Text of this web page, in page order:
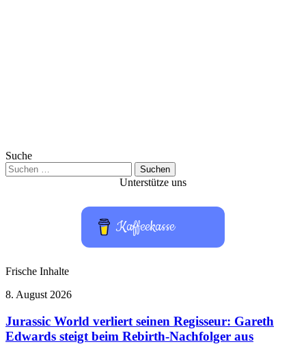
Suche
Suchen
nach:
Unterstütze uns
Kaffeekasse
Frische Inhalte
Jurassic
verliert
seinen
Regisseur:
8. August 2026
Jurassic World verliert seinen Regisseur: Gareth
Edwards steigt beim Rebirth-Nachfolger aus